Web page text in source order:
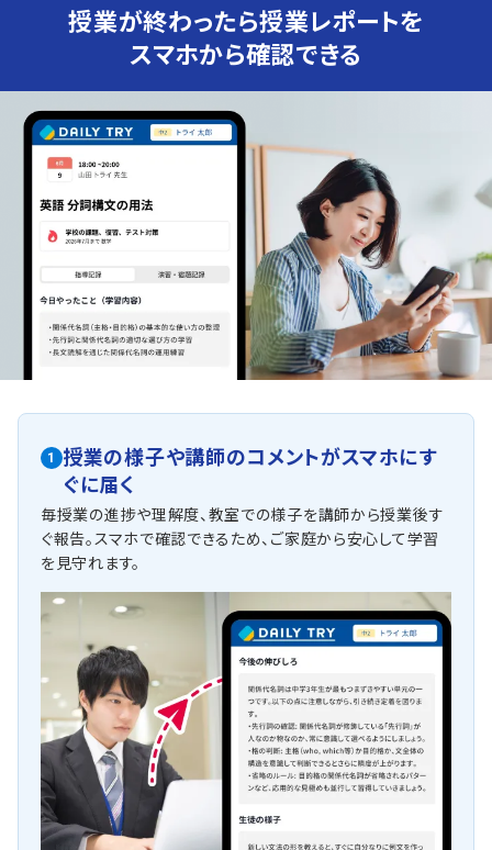
授業が終わったら授業レポートを
スマホから確認できる
1
授業の様子や講師のコメントがスマホにす
ぐに届く
毎授業の進捗や理解度、教室での様子を講師から授業後す
ぐ報告。スマホで確認できるため、ご家庭から安心して学習
を見守れます。